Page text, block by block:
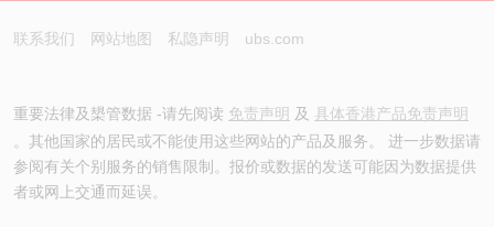
联系我们 网站地图 私隐声明 ubs.com
重要法律及槼管数据 -请先阅读 免责声明 及 具体香港产品免责声明
。其他国家的居民或不能使用这些网站的产品及服务。 进一步数据请
参阅有关个别服务的销售限制。报价或数据的发送可能因为数据提供
者或网上交通而延误。